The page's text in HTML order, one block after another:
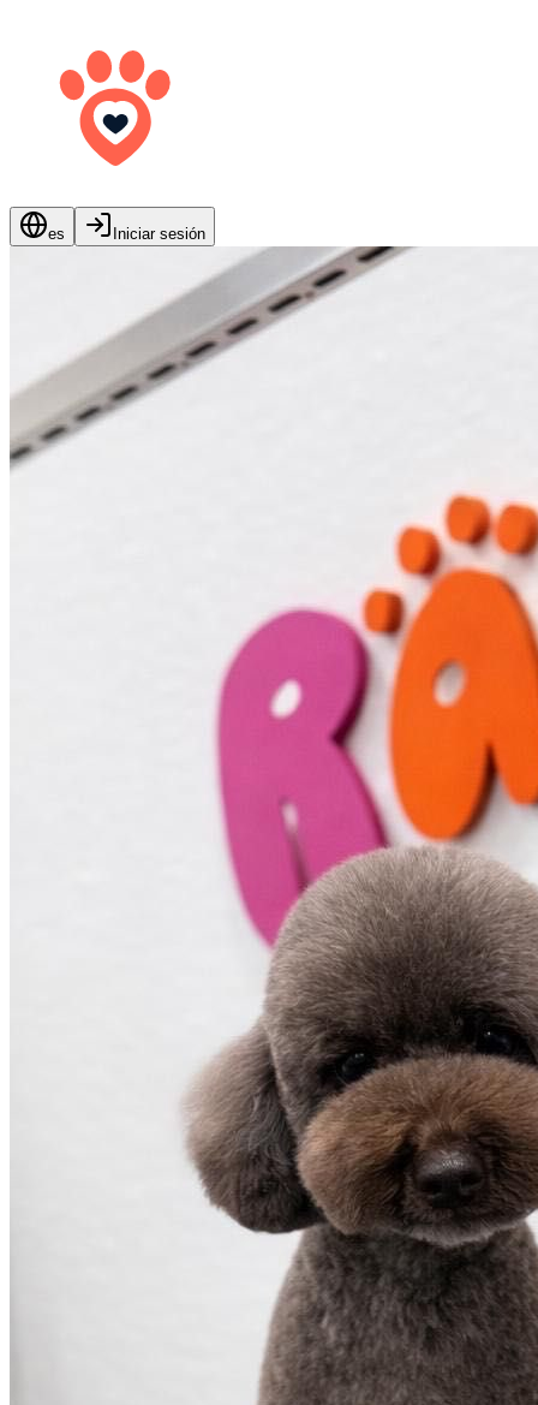
es Iniciar sesión